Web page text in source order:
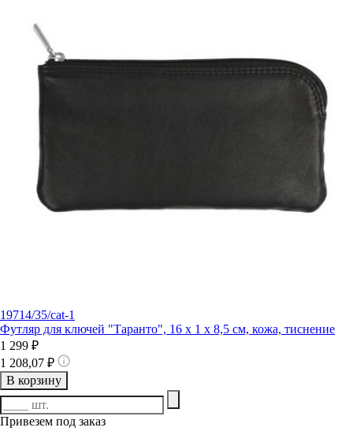
19714/35/cat-1
Футляр для ключей "Таранто", 16 x 1 x 8,5 см, кожа, тиснение
1 299 ₽
1 208,07 ₽
В корзину
Привезем под заказ